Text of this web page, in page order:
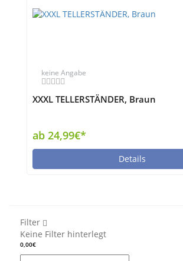
keine Angabe
XXXL TELLERSTÄNDER, Braun
ab 24,99€*
Details
Filter
Keine Filter hinterlegt
0,00€